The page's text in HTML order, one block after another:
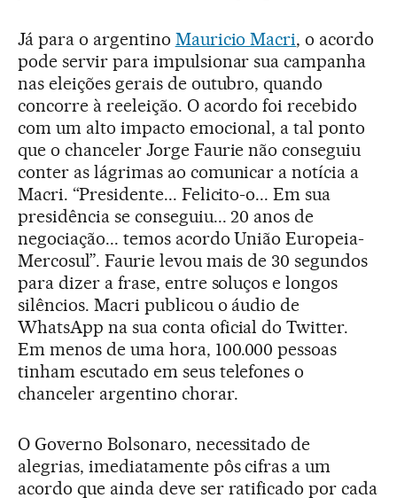
Já para o argentino Mauricio Macri, o acordo
pode servir para impulsionar sua campanha
nas eleições gerais de outubro, quando
concorre à reeleição. O acordo foi recebido
com um alto impacto emocional, a tal ponto
que o chanceler Jorge Faurie não conseguiu
conter as lágrimas ao comunicar a notícia a
Macri. “Presidente... Felicito-o... Em sua
presidência se conseguiu... 20 anos de
negociação... temos acordo União Europeia-
Mercosul”. Faurie levou mais de 30 segundos
para dizer a frase, entre soluços e longos
silêncios. Macri publicou o áudio de
WhatsApp na sua conta oficial do Twitter.
Em menos de uma hora, 100.000 pessoas
tinham escutado em seus telefones o
chanceler argentino chorar.
O Governo Bolsonaro, necessitado de
alegrias, imediatamente pôs cifras a um
acordo que ainda deve ser ratificado por cada